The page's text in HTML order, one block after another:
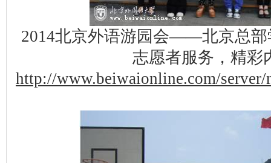
2014北京外语游园会——北京总部
志愿者服务，精彩
http://www.beiwaionline.com/